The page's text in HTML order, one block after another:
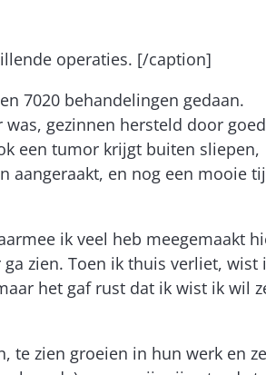
operaties. [/caption]
7020 behandelingen gedaan.
gezinnen hersteld door
een tumor krijgt buiten sliepen,
aangeraakt, en nog een mooie
ik veel heb meegemaakt
zien. Toen ik thuis verliet, wist
het gaf rust dat ik wist ik wil
te zien groeien in hun werk en